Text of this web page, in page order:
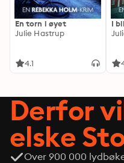
En torn i øyet
Julie Hastrup
4.1
I
Derfor
elske
Over 900 000